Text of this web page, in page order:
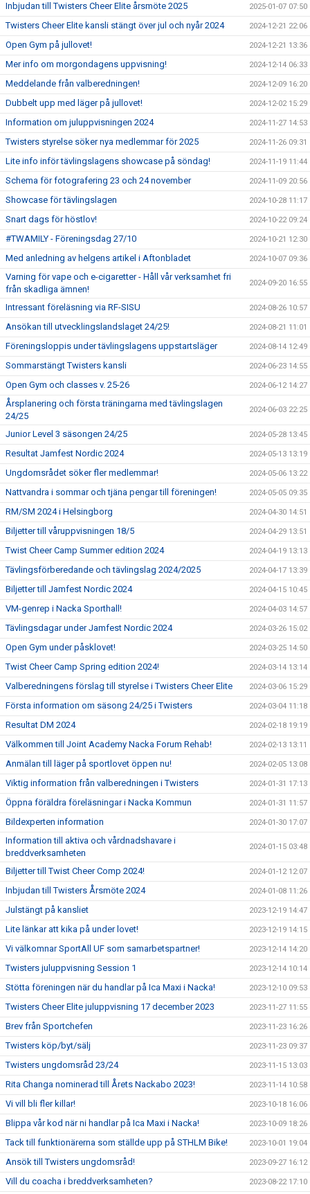
Inbjudan till Twisters Cheer Elite årsmöte 2025 2025-01-07 07:50
Twisters Cheer Elite kansli stängt över jul och nyår 2024 2024-12-21 22:06
Open Gym på jullovet! 2024-12-21 13:36
Mer info om morgondagens uppvisning! 2024-12-14 06:33
Meddelande från valberedningen! 2024-12-09 16:20
Dubbelt upp med läger på jullovet! 2024-12-02 15:29
Information om juluppvisningen 2024 2024-11-27 14:53
Twisters styrelse söker nya medlemmar för 2025 2024-11-26 09:31
Lite info inför tävlingslagens showcase på söndag! 2024-11-19 11:44
Schema för fotografering 23 och 24 november 2024-11-09 20:56
Showcase för tävlingslagen 2024-10-28 11:17
Snart dags för höstlov! 2024-10-22 09:24
#TWAMILY - Föreningsdag 27/10 2024-10-21 12:30
Med anledning av helgens artikel i Aftonbladet 2024-10-07 09:36
Varning för vape och e-cigaretter - Håll vår verksamhet fri
från skadliga ämnen!
2024-09-20 16:55
Intressant föreläsning via RF-SISU 2024-08-26 10:57
Ansökan till utvecklingslandslaget 24/25! 2024-08-21 11:01
Föreningsloppis under tävlingslagens uppstartsläger 2024-08-14 12:49
Sommarstängt Twisters kansli 2024-06-23 14:55
Open Gym och classes v. 25-26 2024-06-12 14:27
Årsplanering och första träningarna med tävlingslagen
24/25
2024-06-03 22:25
Junior Level 3 säsongen 24/25 2024-05-28 13:45
Resultat Jamfest Nordic 2024 2024-05-13 13:19
Ungdomsrådet söker fler medlemmar! 2024-05-06 13:22
Nattvandra i sommar och tjäna pengar till föreningen! 2024-05-05 09:35
RM/SM 2024 i Helsingborg 2024-04-30 14:51
Biljetter till våruppvisningen 18/5 2024-04-29 13:51
Twist Cheer Camp Summer edition 2024 2024-04-19 13:13
Tävlingsförberedande och tävlingslag 2024/2025 2024-04-17 13:39
Biljetter till Jamfest Nordic 2024 2024-04-15 10:45
VM-genrep i Nacka Sporthall! 2024-04-03 14:57
Tävlingsdagar under Jamfest Nordic 2024 2024-03-26 15:02
Open Gym under påsklovet! 2024-03-25 14:50
Twist Cheer Camp Spring edition 2024! 2024-03-14 13:14
Valberedningens förslag till styrelse i Twisters Cheer Elite 2024-03-06 15:29
Första information om säsong 24/25 i Twisters 2024-03-04 11:18
Resultat DM 2024 2024-02-18 19:19
Välkommen till Joint Academy Nacka Forum Rehab! 2024-02-13 13:11
Anmälan till läger på sportlovet öppen nu! 2024-02-05 13:08
Viktig information från valberedningen i Twisters 2024-01-31 17:13
Öppna föräldra föreläsningar i Nacka Kommun 2024-01-31 11:57
Bildexperten information 2024-01-30 17:07
Information till aktiva och vårdnadshavare i
breddverksamheten
2024-01-15 03:48
Biljetter till Twist Cheer Comp 2024! 2024-01-12 12:07
Inbjudan till Twisters Årsmöte 2024 2024-01-08 11:26
Julstängt på kansliet 2023-12-19 14:47
Lite länkar att kika på under lovet! 2023-12-19 14:15
Vi välkomnar SportAll UF som samarbetspartner! 2023-12-14 14:20
Twisters juluppvisning Session 1 2023-12-14 10:14
Stötta föreningen när du handlar på Ica Maxi i Nacka! 2023-12-10 09:53
Twisters Cheer Elite juluppvisning 17 december 2023 2023-11-27 11:55
Brev från Sportchefen 2023-11-23 16:26
Twisters köp/byt/sälj 2023-11-23 09:37
Twisters ungdomsråd 23/24 2023-11-15 13:03
Rita Changa nominerad till Årets Nackabo 2023! 2023-11-14 10:58
Vi vill bli fler killar! 2023-10-18 16:06
Blippa vår kod när ni handlar på Ica Maxi i Nacka! 2023-10-09 18:26
Tack till funktionärerna som ställde upp på STHLM Bike! 2023-10-01 19:04
Ansök till Twisters ungdomsråd! 2023-09-27 16:12
Vill du coacha i breddverksamheten? 2023-08-22 17:10